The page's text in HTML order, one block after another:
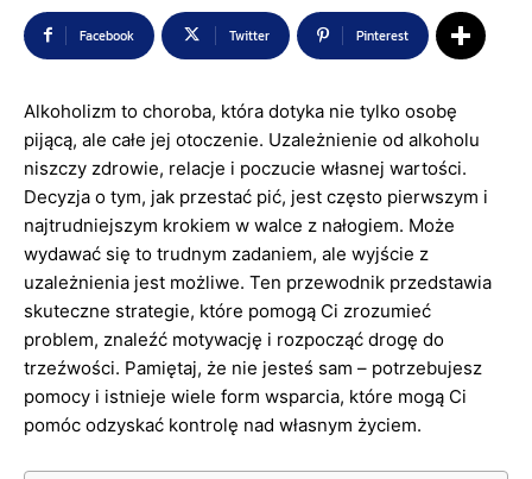
Facebook Twitter Pinterest
Alkoholizm to choroba, która dotyka nie tylko osobę
pijącą, ale całe jej otoczenie. Uzależnienie od alkoholu
niszczy zdrowie, relacje i poczucie własnej wartości.
Decyzja o tym, jak przestać pić, jest często pierwszym i
najtrudniejszym krokiem w walce z nałogiem. Może
wydawać się to trudnym zadaniem, ale wyjście z
uzależnienia jest możliwe. Ten przewodnik przedstawia
skuteczne strategie, które pomogą Ci zrozumieć
problem, znaleźć motywację i rozpocząć drogę do
trzeźwości. Pamiętaj, że nie jesteś sam – potrzebujesz
pomocy i istnieje wiele form wsparcia, które mogą Ci
pomóc odzyskać kontrolę nad własnym życiem.